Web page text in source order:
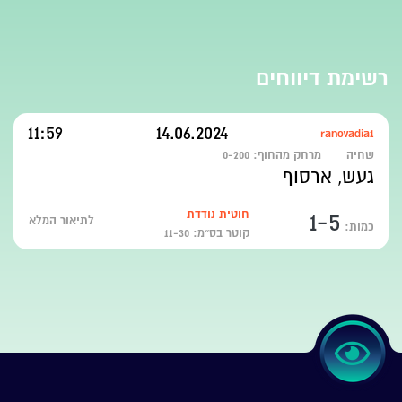
רשימת דיווחים
ranovadia1
14.06.2024
11:59
שחיה מרחק מהחוף: 0-200
געש, ארסוף
כמות: 1-5
חוטית נודדת
קוטר בס״מ: 11-30
לתיאור המלא